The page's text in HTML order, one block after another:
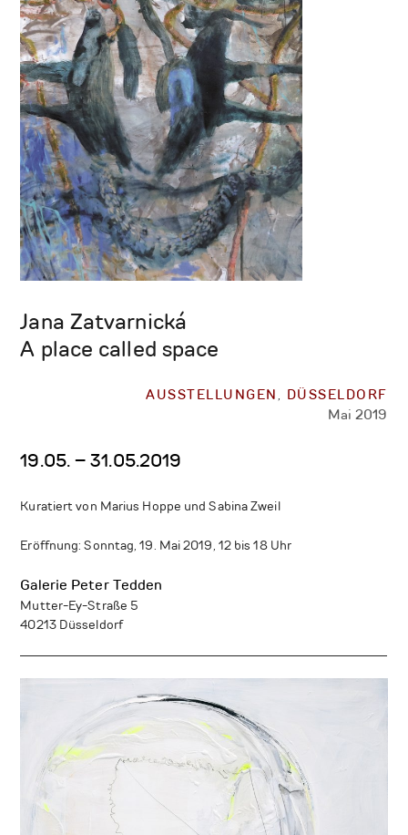
Jana Zatvarnická
A place called space
AUSSTELLUNGEN , DÜSSELDORF
Mai 2019
19.05. – 31.05.2019
Kuratiert von Marius Hoppe und Sabina Zweil
Eröffnung: Sonntag, 19. Mai 2019, 12 bis 18 Uhr
Galerie Peter Tedden
Mutter-Ey-Straße 5
40213 Düsseldorf